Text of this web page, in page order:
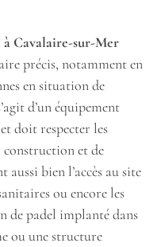
Cavalaire-sur-Mer
précis, notamment en
en situation de
d’un équipement
doit respecter les
construction et de
aussi bien l’accès au site
ou encore les
de padel implanté dans
ou une structure